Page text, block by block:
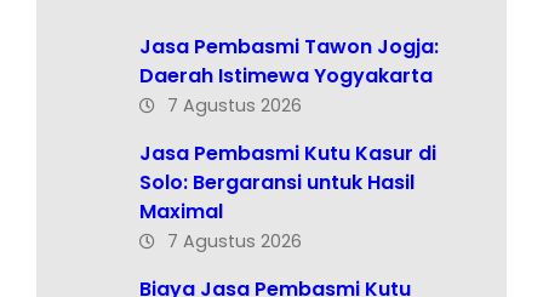
Jasa Pembasmi Tawon Jogja:
Daerah Istimewa Yogyakarta
7 Agustus 2026
Jasa Pembasmi Kutu Kasur di
Solo: Bergaransi untuk Hasil
Maximal
7 Agustus 2026
Biaya Jasa Pembasmi Kutu